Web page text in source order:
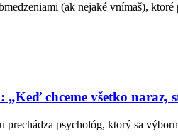
(ak nejaké vnímaš),
chceme všetko naraz,
prechádza psychológ, ktorý sa